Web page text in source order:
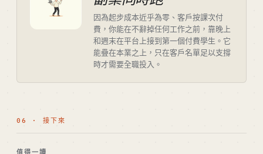
因為起步成本近乎為零、客戶按課次付
費，你能在不辭掉任何工作之前，靠晚上
和週末在平台上接到第一個付費學生。它
能疊在本業之上，只在客戶名單足以支撐
時才需要全職投入。
06 · 接下來
值得一讀